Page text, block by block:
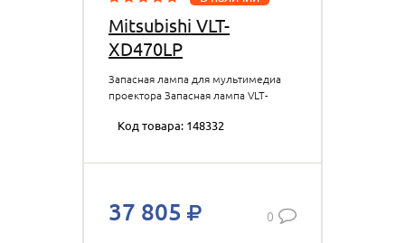
Mitsubishi VLT-
XD470LP
Запасная лампа для мультимедиа
проектора Запасная лампа VLT-
Mitsubishi XD470U, 280 Вт
Код товара: 148332
37 805 0